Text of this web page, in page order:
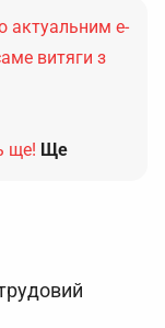
актуальним е-
витяги з
ще! Ще